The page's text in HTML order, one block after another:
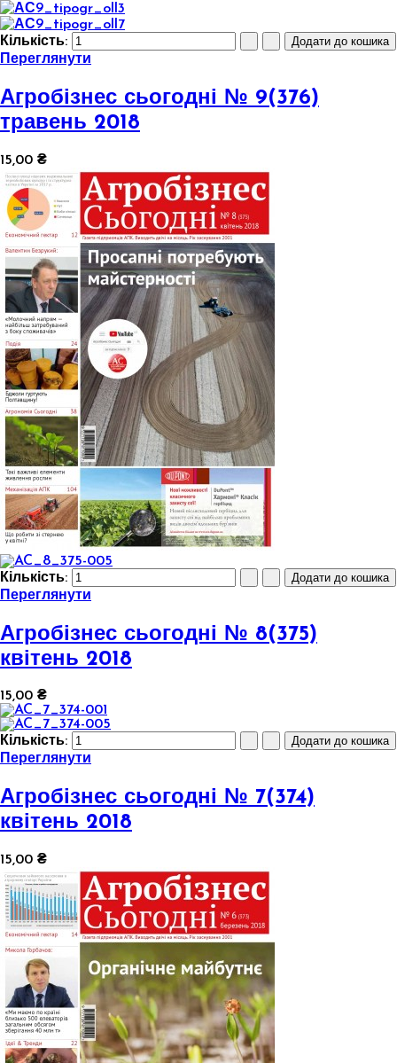
Кількість:
Переглянути
Агробізнес сьогодні № 9(376)
травень 2018
15,00 ₴
Кількість:
Переглянути
Агробізнес сьогодні № 8(375)
квітень 2018
15,00 ₴
Кількість:
Переглянути
Агробізнес сьогодні № 7(374)
квітень 2018
15,00 ₴